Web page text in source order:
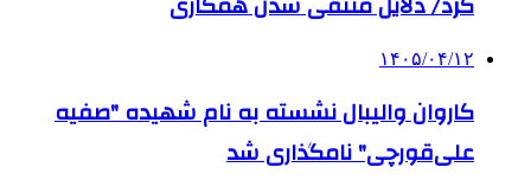
۱۴۰۵/۰۴/۱۲
کاروان والیبال نشسته به نام شهیده "صفیه
علی‌قورچی" نامگذاری شد